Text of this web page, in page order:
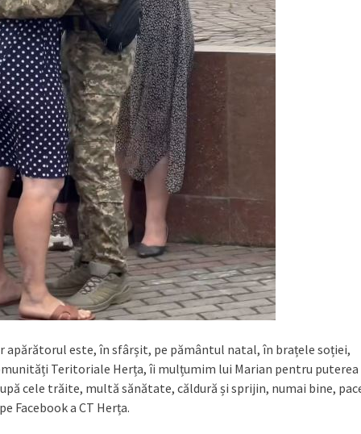
apărătorul este, în sfârșit, pe pământul natal, în brațele soției,
Teritoriale Herța, îi mulțumim lui Marian pentru puterea
cele trăite, multă sănătate, căldură și sprijin, numai bine,
Facebook a CT Herța.